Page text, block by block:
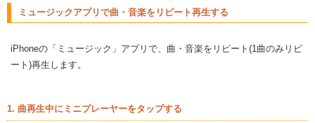
ミュージックアプリで曲・音楽をリピート再生する
iPhoneの「ミュージック」アプリで、曲・音楽をリピート(1曲のみリピ
ート)再生します。
1. 曲再生中にミニプレーヤーをタップする